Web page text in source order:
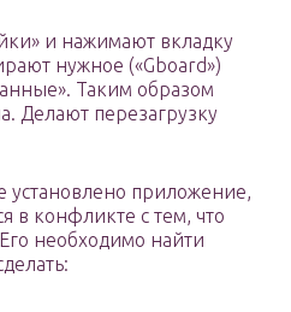
и нажимают вкладку
нужное («Gboard»)
Таким образом
Делают перезагрузку
приложение,
в конфликте с тем, что
необходимо найти